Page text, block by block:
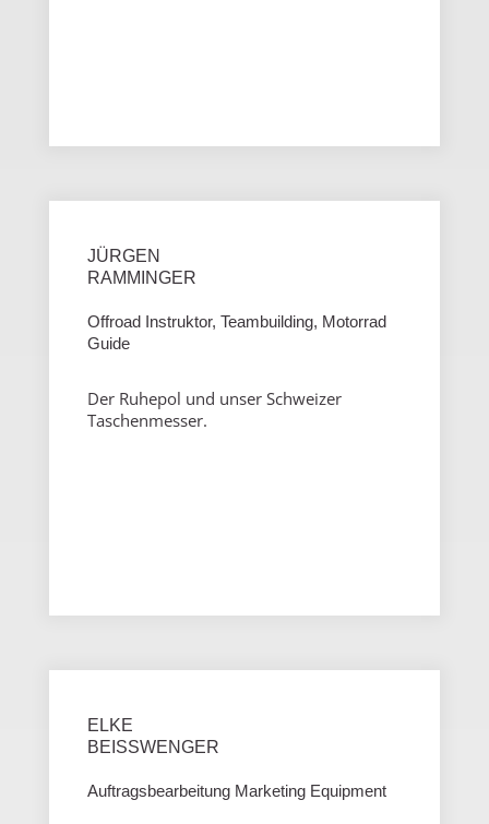
JÜRGEN
RAMMINGER
Offroad Instruktor, Teambuilding, Motorrad
Guide
Der Ruhepol und unser Schweizer
Taschenmesser.
ELKE
BEISSWENGER
Auftragsbearbeitung Marketing Equipment